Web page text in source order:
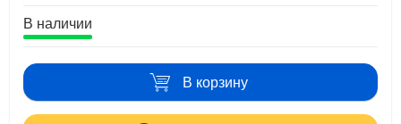
В наличии
В корзину